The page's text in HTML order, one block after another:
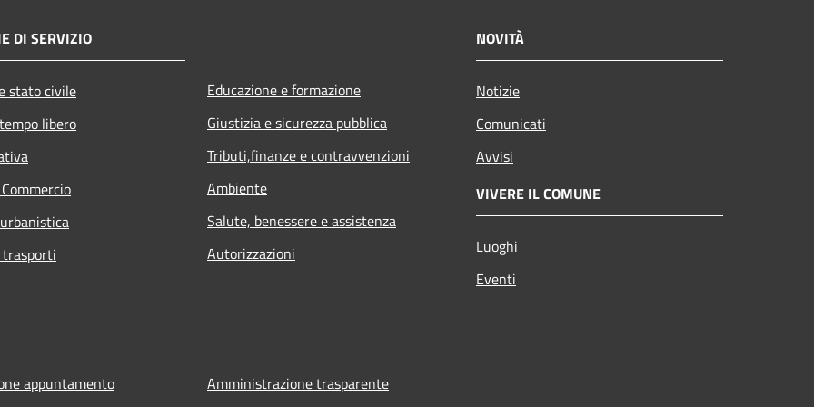
DI SERVIZIO
stato civile
libero
Educazione e formazione
Giustizia e sicurezza pubblica
Tributi,finanze e contravvenzioni
Ambiente
Salute, benessere e assistenza
Autorizzazioni
NOVITÀ
Notizie
Comunicati
Avvisi
VIVERE IL COMUNE
Luoghi
Eventi
appuntamento
Amministrazione trasparente